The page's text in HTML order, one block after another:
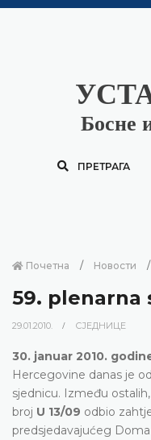
Босне
ПРЕТРАГА
Почетна Новости
59. plenarna
29.01.2010. СЈЕДНИЦЕ
30. januar 2010.
Hercegovine danas je
sjednicu. Između
broj U 13/09 odbio
predsjedavajućeg